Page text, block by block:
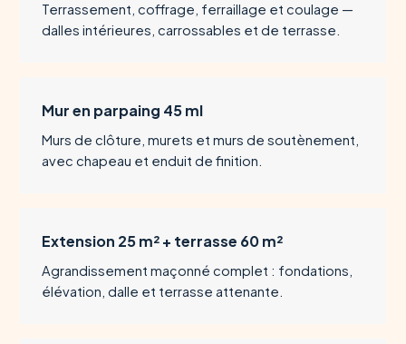
Terrassement, coffrage, ferraillage et coulage —
dalles intérieures, carrossables et de terrasse.
Mur en parpaing 45 ml
Murs de clôture, murets et murs de soutènement,
avec chapeau et enduit de finition.
Extension 25 m² + terrasse 60 m²
Agrandissement maçonné complet : fondations,
élévation, dalle et terrasse attenante.